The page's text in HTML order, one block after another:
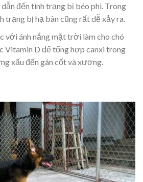
đến tình trạng bị béo phì. Trong
trạng bị hạ bàn cũng rất dễ xảy ra.
với ánh nắng mặt trời làm cho chó
Vitamin D để tổng hợp canxi trong
xấu đến gân cốt và xương.